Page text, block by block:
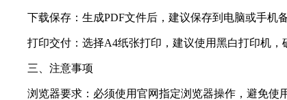
下载保存：生成PDF文件后，建议保存到电脑或手机备
打印交付：选择A4纸张打印，建议使用黑白打印机，
三、注意事项
浏览器要求：必须使用官网指定浏览器操作，避免使